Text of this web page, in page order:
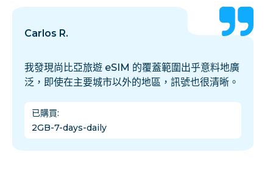
Carlos R.
我發現尚比亞旅遊 eSIM 的覆蓋範圍出乎意料地廣
泛，即使在主要城市以外的地區，訊號也很清晰。
已購買:
2GB-7-days-daily